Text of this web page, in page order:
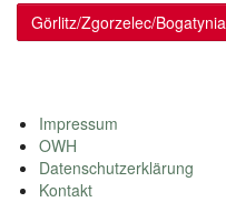
Görlitz/Zgorzelec/Bogatynia
Impressum
OWH
Datenschutzerklärung
Kontakt